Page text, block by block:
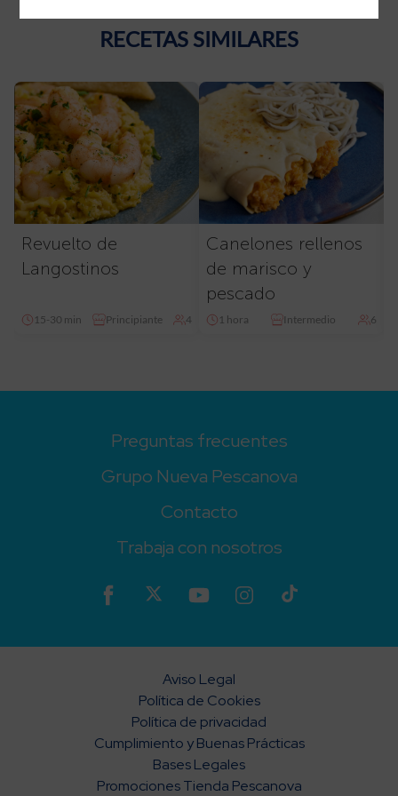
RECETAS SIMILARES
Revuelto de
Langostinos
15-30 min Principiante 4
Canelones rellenos
de marisco y
pescado
1 hora Intermedio 6
Preguntas frecuentes
Grupo Nueva Pescanova
Contacto
Trabaja con nosotros
Aviso Legal
Política de Cookies
Política de privacidad
Cumplimiento y Buenas Prácticas
Bases Legales
Promociones Tienda Pescanova